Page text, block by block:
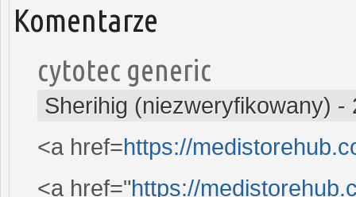
Komentarze
cytotec generic
Sherihig (niezweryfikowany) -
<a href=https://
<a href="https://